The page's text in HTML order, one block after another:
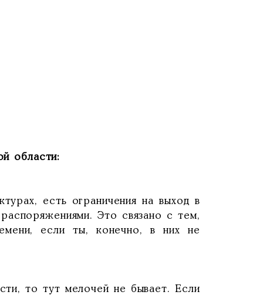
области:
есть ограничения на выход в
Это связано с тем,
если ты, конечно, в них не
то тут мелочей не бывает. Если